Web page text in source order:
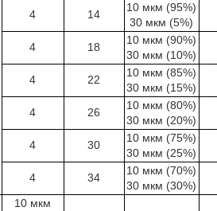
4
14
10 мкм (95%)
30 мкм (5%)
4
18
10 мкм (90%)
30 мкм (10%)
4
22
10 мкм (85%)
30 мкм (15%)
4
26
10 мкм (80%)
30 мкм (20%)
4
30
10 мкм (75%)
30 мкм (25%)
4
34
10 мкм (70%)
30 мкм (30%)
10 мкм